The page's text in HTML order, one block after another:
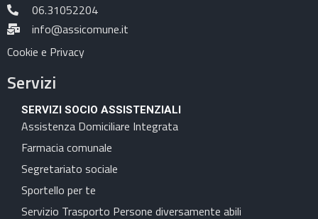
06.31052204
info@assicomune.it
Cookie e Privacy
Servizi
SERVIZI SOCIO ASSISTENZIALI
Assistenza Domiciliare Integrata
Farmacia comunale
Segretariato sociale
Sportello per te
Servizio Trasporto Persone diversamente abili